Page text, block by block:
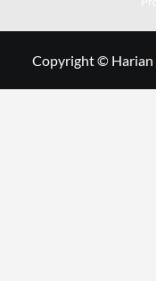
Copyright © Harian